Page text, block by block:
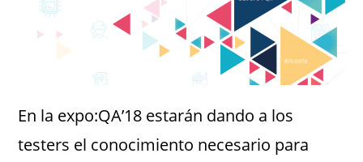
En la expo:QA’18 estarán dando a los
testers el conocimiento necesario para